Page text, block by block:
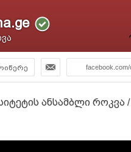
ანსამბლი როკვა /